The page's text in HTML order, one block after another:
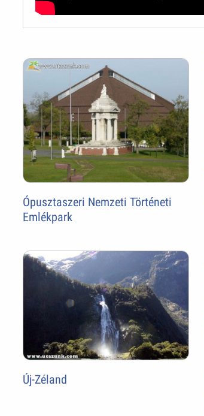
Ópusztaszeri Nemzeti Történeti
Emlékpark
Új-Zéland